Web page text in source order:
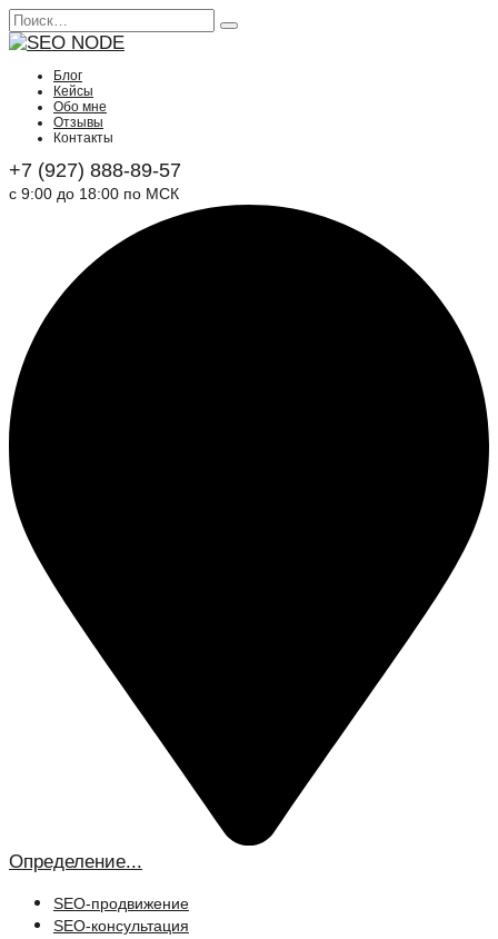
Блог
Кейсы
Обо мне
Отзывы
Контакты
+7 (927) 888-89-57
с 9:00 до 18:00 по МСК
Определение...
SEO-продвижение
SEO-консультация